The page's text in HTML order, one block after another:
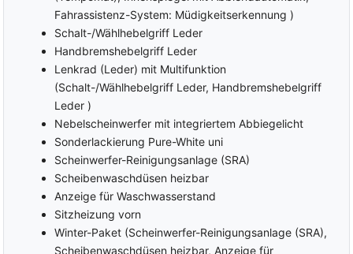
(Antriebsschlupfregelung)
Servolenkung
Lichtsensor
Regensensor
Innenspiegel automatisch
abblendbar
Einparkhilfe hinten
Einparkhilfe vorne
Fahrer-/Beifahrer-Airbag
Beifahrer-Airbag
ausschaltbar
Gruppe Sicherheit
Fahrassistenz-System: Müdigkeitserkennung )
Schalt-/Wählhebelgriff Leder
Handbremshebelgriff Leder
Lenkrad (Leder) mit Multifunktion
(Schalt-/Wählhebelgriff Leder, Handbremshebelgriff
Leder )
Nebelscheinwerfer mit integriertem Abbiegelicht
Sonderlackierung Pure-White uni
Scheinwerfer-Reinigungsanlage (SRA)
Scheibenwaschdüsen heizbar
Anzeige für Waschwasserstand
Sitzheizung vorn
Winter-Paket (Scheinwerfer-Reinigungsanlage (SRA),
Scheibenwaschdüsen heizbar, Anzeige für